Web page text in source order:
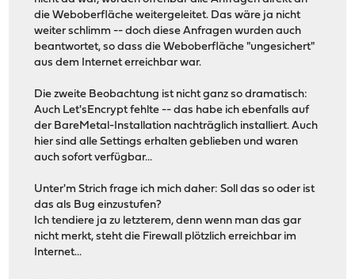
die Weboberfläche weitergeleitet. Das wäre ja nicht
weiter schlimm -- doch diese Anfragen wurden auch
beantwortet, so dass die Weboberfläche "ungesichert"
aus dem Internet erreichbar war.
Die zweite Beobachtung ist nicht ganz so dramatisch:
Auch Let'sEncrypt fehlte -- das habe ich ebenfalls auf
der BareMetal-Installation nachträglich installiert. Auch
hier sind alle Settings erhalten geblieben und waren
auch sofort verfügbar...
Unter'm Strich frage ich mich daher: Soll das so oder ist
das als Bug einzustufen?
Ich tendiere ja zu letzterem, denn wenn man das gar
nicht merkt, steht die Firewall plötzlich erreichbar im
Internet...